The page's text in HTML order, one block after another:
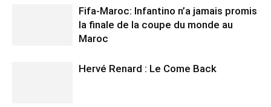
Fifa-Maroc: Infantino n’a jamais promis
la finale de la coupe du monde au
Maroc
Hervé Renard : Le Come Back